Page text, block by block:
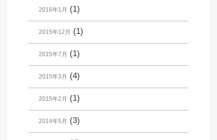
2016年1月 (1)
2015年12月 (1)
2015年7月 (1)
2015年3月 (4)
2015年2月 (1)
2014年5月 (3)